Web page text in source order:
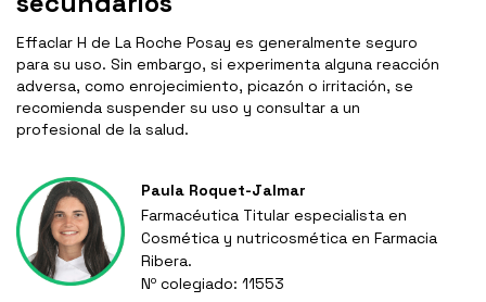
Effaclar H de La Roche Posay es generalmente seguro
para su uso. Sin embargo, si experimenta alguna reacción
adversa, como enrojecimiento, picazón o irritación, se
recomienda suspender su uso y consultar a un
profesional de la salud.
Paula Roquet-Jalmar
Farmacéutica Titular especialista en
Cosmética y nutricosmética en Farmacia
Ribera.
Nº colegiado: 11553